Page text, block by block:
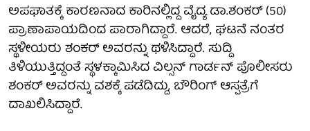
ಅಪಘಾತಕ್ಕೆ ಕಾರಣನಾದ ಕಾರಿನಲ್ಲಿದ್ದ ವೈದ್ಯ ಡಾ.ಶಂಕರ್ (50)
ಪ್ರಾಣಾಪಾಯದಿಂದ ಪಾರಾಗಿದ್ದಾರೆ. ಆದರೆ, ಘಟನೆ ನಂತರ
ಸ್ಥಳೀಯರು ಶಂಕರ್ ಅವರನ್ನು ಥಳಿಸಿದ್ದಾರೆ. ಸುದ್ದಿ
ತಿಳಿಯುತ್ತಿದ್ದಂತೆ ಸ್ಥಳಕ್ಕಾಮಿಸಿದ ವಿಲ್ಸನ್ ಗಾರ್ಡನ್ ಪೊಲೀಸರು
ಶಂಕರ್ ಅವರನ್ನು ವಶಕ್ಕೆ ಪಡೆದಿದ್ದು, ಬೌರಿಂಗ್ ಆಸ್ಪತ್ರೆಗೆ
ದಾಖಲಿಸಿದ್ದಾರೆ.